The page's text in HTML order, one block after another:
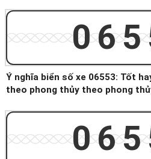
Ý nghĩa biển số xe 06553: Tốt
theo phong thủy theo phong